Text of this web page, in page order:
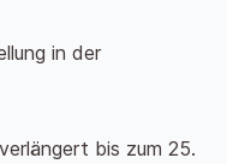
in der
bis zum 25.